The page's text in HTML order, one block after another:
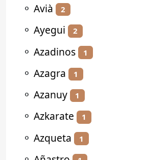
⚬ Avià 2
⚬ Ayegui 2
⚬ Azadinos 1
⚬ Azagra 1
⚬ Azanuy 1
⚬ Azkarate 1
⚬ Azqueta 1